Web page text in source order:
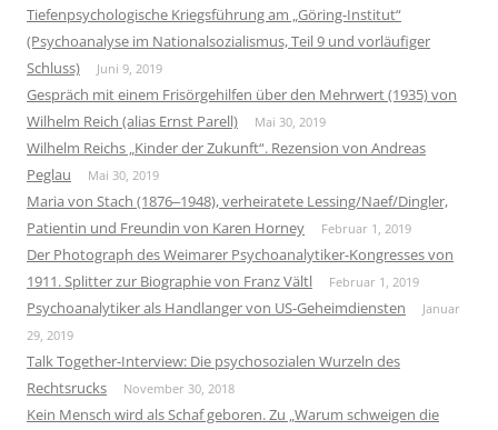
Tiefenpsychologische Kriegsführung am „Göring-Institut“
(Psychoanalyse im Nationalsozialismus, Teil 9 und vorläufiger
Schluss)
Juni 9, 2019
Gespräch mit einem Frisörgehilfen über den Mehrwert (1935) von
Wilhelm Reich (alias Ernst Parell)
Mai 30, 2019
Wilhelm Reichs „Kinder der Zukunft“. Rezension von Andreas
Peglau
Mai 30, 2019
Maria von Stach (1876‒1948), verheiratete Lessing/Naef/Dingler,
Patientin und Freundin von Karen Horney
Februar 1, 2019
Der Photograph des Weimarer Psychoanalytiker-Kongresses von
1911. Splitter zur Biographie von Franz Vältl
Februar 1, 2019
Psychoanalytiker als Handlanger von US-Geheimdiensten
Januar
29, 2019
Talk Together-Interview: Die psychosozialen Wurzeln des
Rechtsrucks
November 30, 2018
Kein Mensch wird als Schaf geboren. Zu „Warum schweigen die